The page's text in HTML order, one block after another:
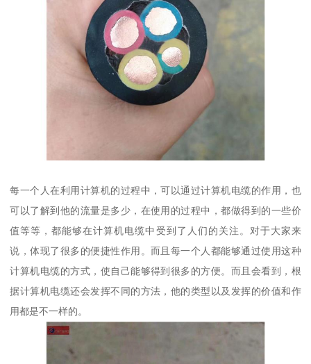
每一个人在利用计算机的过程中，可以通过计算机电缆的作用，也
可以了解到他的流量是多少，在使用的过程中，都做得到的一些价
值等等，都能够在计算机电缆中受到了人们的关注。对于大家来
说，体现了很多的便捷性作用。而且每一个人都能够通过使用这种
计算机电缆的方式，使自己能够得到很多的方便。而且会看到，根
据计算机电缆还会发挥不同的方法，他的类型以及发挥的价值和作
用都是不一样的。